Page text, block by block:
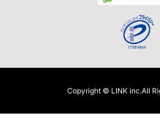
Copyright © LINK inc.All